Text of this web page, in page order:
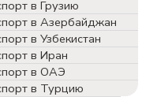
в Грузию
в Азербайджан
в Узбекистан
в Иран
в ОАЭ
в Турцию